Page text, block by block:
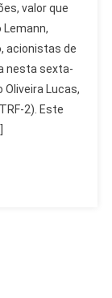
valor que
Lemann,
acionistas de
nesta sexta-
Oliveira Lucas,
2). Este